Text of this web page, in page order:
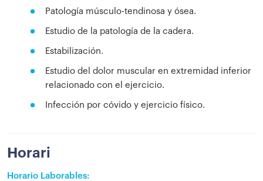
Patología músculo-tendinosa y ósea.
Estudio de la patología de la cadera.
Estabilización.
Estudio del dolor muscular en extremidad inferior
relacionado con el ejercicio.
Infección por cóvido y ejercicio físico.
Horari
Horario Laborables: